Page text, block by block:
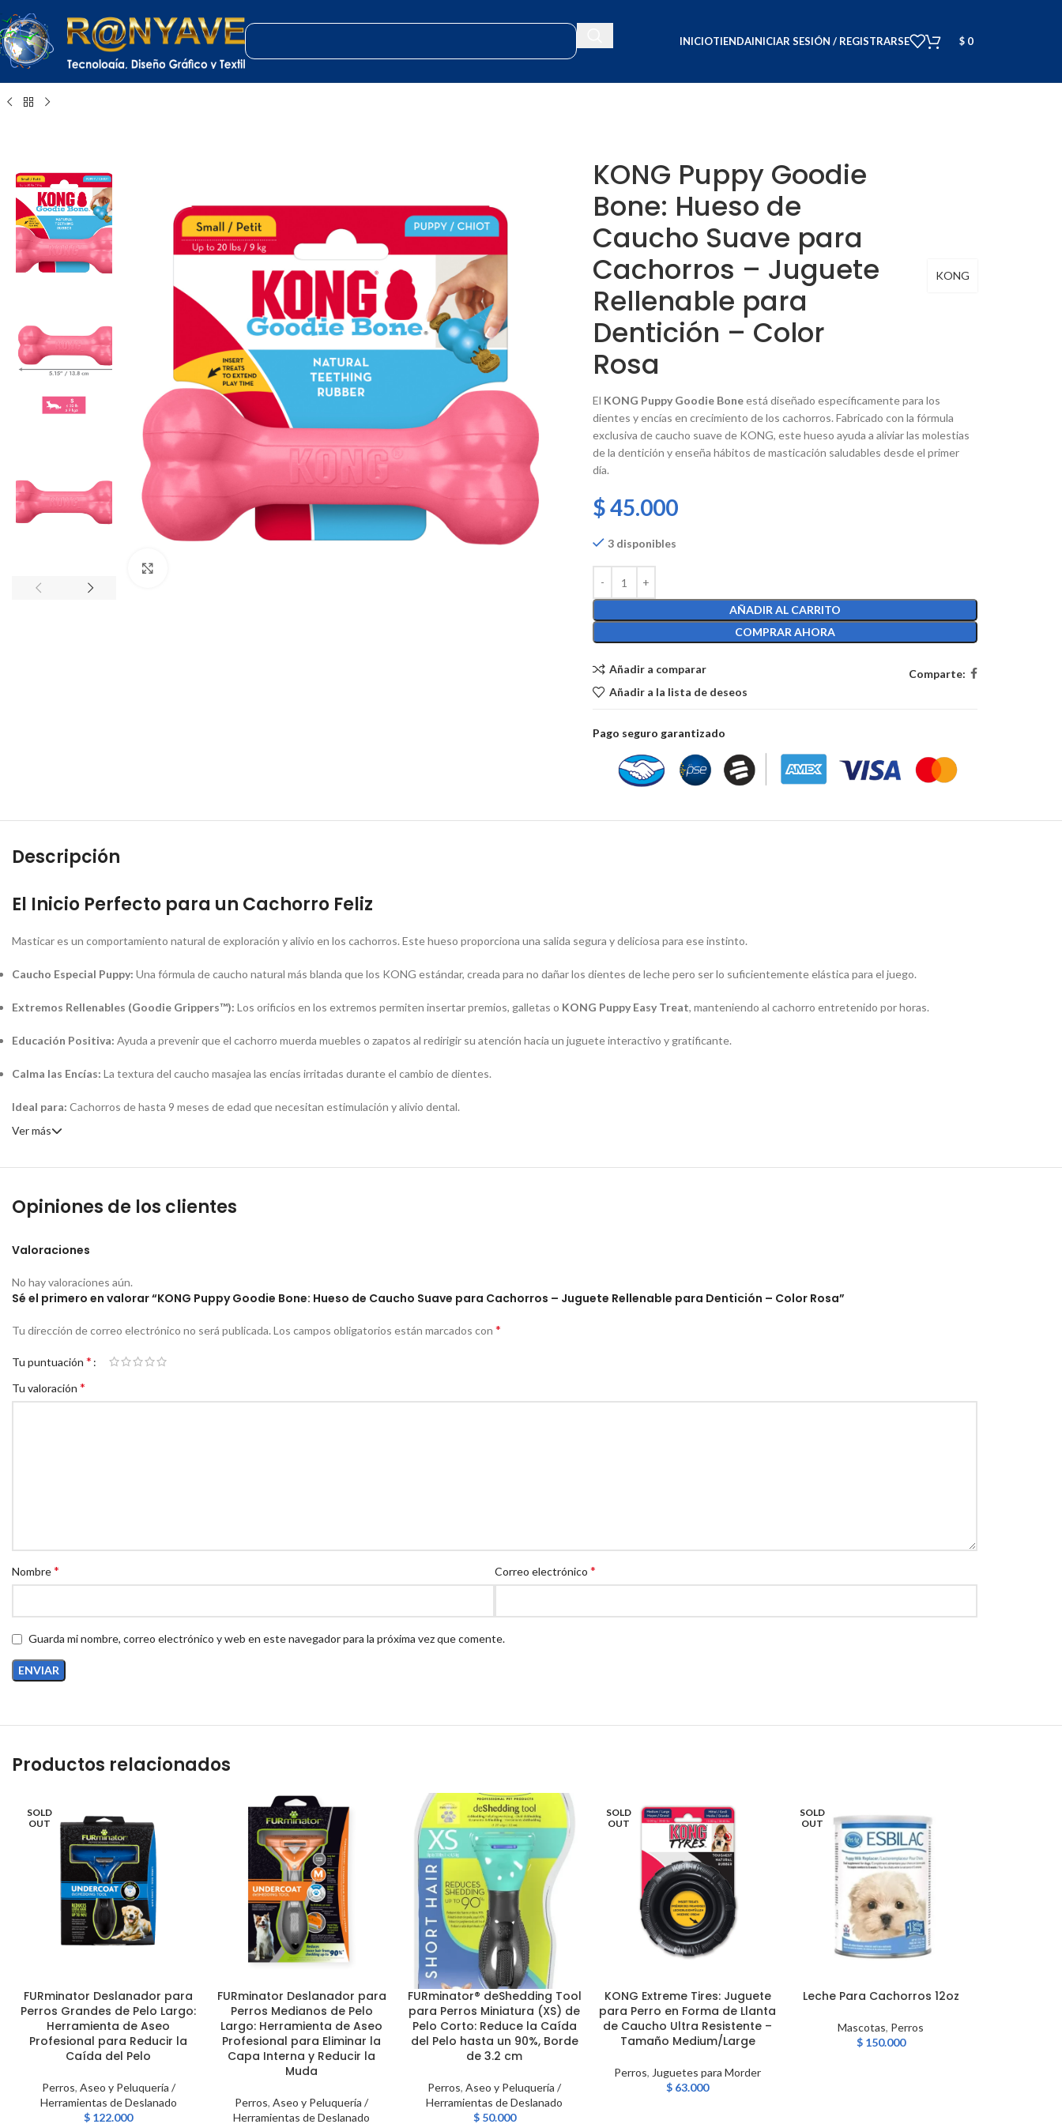
INICIOTIENDAINICIAR SESIÓN / REGISTRARSE $ 0
KONG Puppy Goodie
Bone: Hueso de
Caucho Suave para
Cachorros – Juguete
Rellenable para
Dentición – Color
Rosa
KONG
El KONG Puppy Goodie Boneestá diseñado específicamente para los
dientes y encías en crecimiento de los cachorros. Fabricado con la fórmula
exclusiva de caucho suave de KONG, este hueso ayuda a aliviar las molestias
de la dentición y enseña hábitos de masticación saludables desde el primer
día.
$45.000
3 disponibles
AÑADIR AL CARRITO
COMPRAR AHORA
Añadir a comparar
Añadir a la lista de deseos
Comparte:
Pago seguro garantizado
Descripción
El Inicio Perfecto para un Cachorro Feliz
Masticar es un comportamiento natural de exploración y alivio en los cachorros. Este hueso proporciona una salida segura y deliciosa para ese instinto.
Caucho Especial Puppy: Una fórmula de caucho natural más blanda que los KONG estándar, creada para no dañar los dientes de leche pero ser lo suficientemente elástica para el juego.
Extremos Rellenables (Goodie Grippers™): Los orificios en los extremos permiten insertar premios, galletas o KONG Puppy Easy Treat, manteniendo al cachorro entretenido por horas.
Educación Positiva: Ayuda a prevenir que el cachorro muerda muebles o zapatos al redirigir su atención hacia un juguete interactivo y gratificante.
Calma las Encías: La textura del caucho masajea las encías irritadas durante el cambio de dientes.
Ideal para: Cachorros de hasta 9 meses de edad que necesitan estimulación y alivio dental.
Ver más
Opiniones de los clientes
Valoraciones
No hay valoraciones aún.
Sé el primero en valorar “KONG Puppy Goodie Bone: Hueso de Caucho Suave para Cachorros – Juguete Rellenable para Dentición – Color Rosa”
Tu dirección de correo electrónico no será publicada. Los campos obligatorios están marcados con *
Tu puntuación *
Tu valoración *
Nombre* Correo electrónico *
Guarda mi nombre, correo electrónico y web en este navegador para la próxima vez que comente.
Productos relacionados
SOLD
OUT
LEER MÁS
FURminator Deslanador para
Perros Grandes de Pelo Largo:
Herramienta de Aseo
Profesional para Reducir la
Caída del Pelo
Perros, Aseo y Peluquería /
Herramientas de Deslanado
$ 122.000
AÑADIR AL CARRITO
FURminator Deslanador para
Perros Medianos de Pelo
Largo: Herramienta de Aseo
Profesional para Eliminar la
Capa Interna y Reducir la
Muda
Perros,Aseo y Peluquería /
Herramientas de Deslanado
AÑADIR AL CARRITO
FURminator® deShedding Tool
para Perros Miniatura (XS) de
Pelo Corto: Reduce la Caída
del Pelo hasta un 90%, Borde
de 3.2 cm
Perros,Aseo y Peluquería /
Herramientas de Deslanado
$50.000
SOLD
OUT
LEER MÁS
KONG Extreme Tires: Juguete
para Perro en Forma de Llanta
de Caucho Ultra Resistente –
Tamaño Medium/Large
Perros,Juguetes para Morder
$ 63.000
SOLD
OUT
LEER MÁS
Leche Para Cachorros 12oz
Mascotas, Perros
$150.000